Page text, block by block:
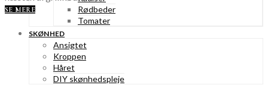
Rødbeder
Tomater
SKØNHED
Ansigtet
Kroppen
Håret
DIY skønhedspleje
SE MERE